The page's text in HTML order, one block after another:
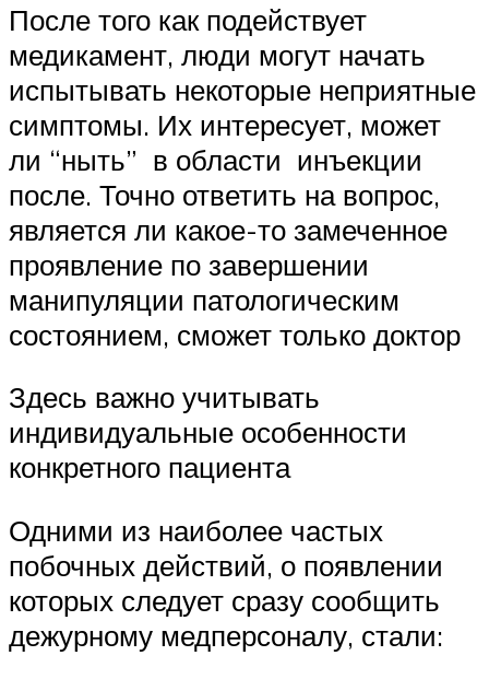
После того как подействует
медикамент, люди могут начать
испытывать некоторые неприятные
симптомы. Их интересует, может
ли “ныть” в области инъекции
после. Точно ответить на вопрос,
является ли какое-то замеченное
проявление по завершении
манипуляции патологическим
состоянием, сможет только доктор
Здесь важно учитывать
индивидуальные особенности
конкретного пациента
Одними из наиболее частых
побочных действий, о появлении
которых следует сразу сообщить
дежурному медперсоналу, стали: